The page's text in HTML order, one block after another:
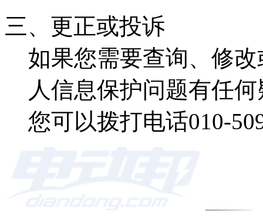
三、更正或投诉
如果您需要查询、修
人信息保护问题有任
您可以拨打电话010-